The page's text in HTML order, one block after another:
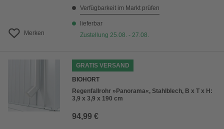
Merken
Verfügbarkeit im Markt prüfen
lieferbar
Zustellung 25.08. - 27.08.
GRATIS VERSAND
BIOHORT
Regenfallrohr »Panorama«, Stahlblech, B x T x H:
3,9 x 3,9 x 190 cm
94,99 €